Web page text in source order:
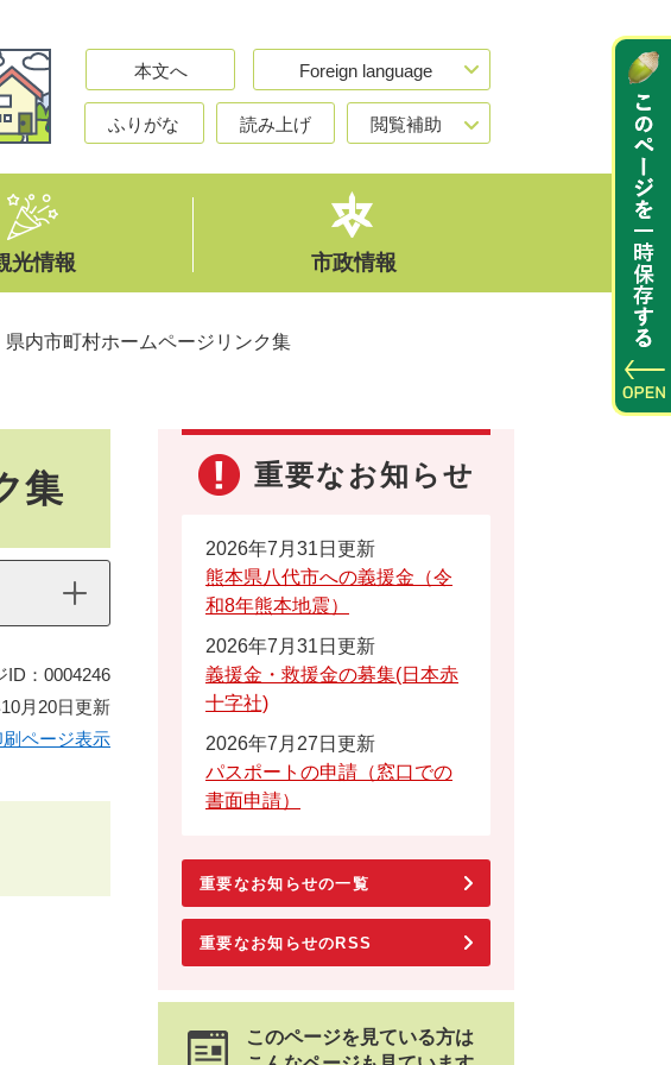
本文へ Foreign language
ふりがな 読み上げ 閲覧補助
光情報 市政情報
県内市町村ホームページリンク集
集
ID：0004246
月20日更新
刷ページ表示
重要なお知らせ
2026年7月31日更新
熊本県八代市への義援金（令
和8年熊本地震）
2026年7月31日更新
義援金・救援金の募集(日本赤
十字社)
2026年7月27日更新
パスポートの申請（窓口での
書面申請）
重要なお知らせの一覧
重要なお知らせのRSS
このページを見ている方は